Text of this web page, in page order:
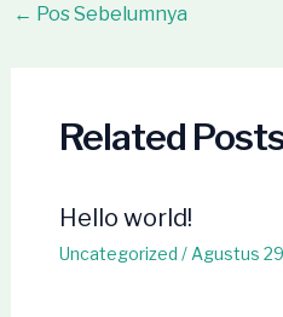
Post
← Pos Sebelumnya
Related
Hello world!
Uncategorized / Agustus